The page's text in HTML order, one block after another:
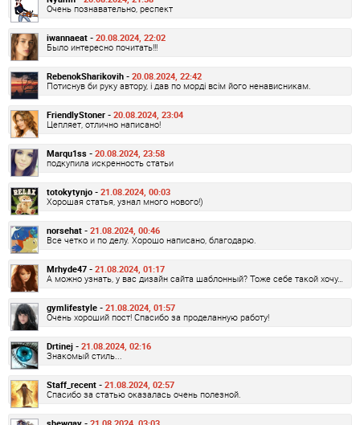
Очень познавательно, респект
iwannaeat - 20.08.2024, 22:02
Было интересно почитать!!!
RebenokSharikovih - 20.08.2024, 22:42
Потиснув би руку автору, і дав по морді всім його ненависникам.
FriendlyStoner - 20.08.2024, 23:04
Цепляет, отлично написано!
Marqu1ss - 20.08.2024, 23:58
подкупила искренность статьи
totokytynjo - 21.08.2024, 00:03
Хорошая статья, узнал много нового!)
norsehat - 21.08.2024, 00:46
Все четко и по делу. Хорошо написано, благодарю.
Mrhyde47 - 21.08.2024, 01:17
А можно узнать, у вас дизайн сайта шаблонный? Тоже себе такой хочу…
gymlifestyle - 21.08.2024, 01:57
Очень хороший пост! Спасибо за проделанную работу!
Drtinej - 21.08.2024, 02:16
Знакомый стиль...
Staff_recent - 21.08.2024, 02:57
Спасибо за статью оказалась очень полезной.